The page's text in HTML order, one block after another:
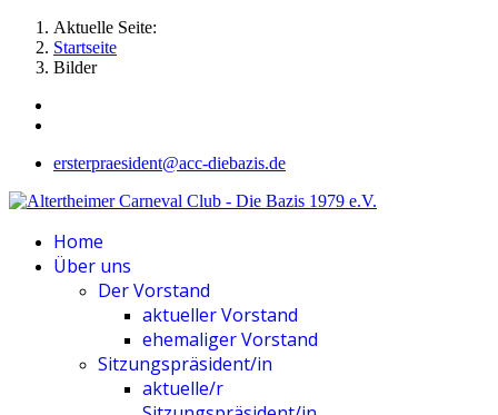
Aktuelle Seite:
Startseite
Bilder
ersterpraesident@acc-diebazis.de
Home
Über uns
Der Vorstand
aktueller Vorstand
ehemaliger Vorstand
Sitzungspräsident/in
aktuelle/r